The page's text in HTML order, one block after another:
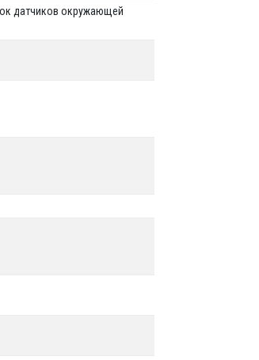
датчиков окружающей